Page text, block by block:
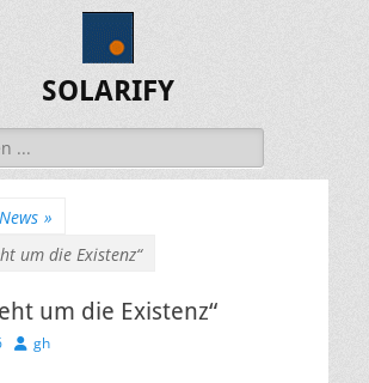
SOLARIFY
News »
um die Existenz“
um die Existenz“
Autor
gh